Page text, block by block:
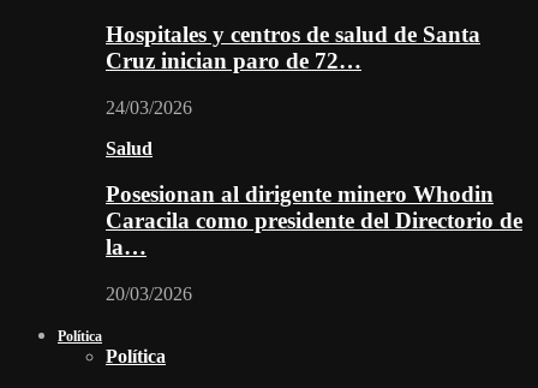
Hospitales y centros de salud de Santa
Cruz inician paro de 72…
24/03/2026
Salud
Posesionan al dirigente minero Whodin
Caracila como presidente del Directorio de
la…
20/03/2026
Política
Política